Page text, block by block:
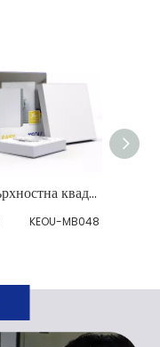
Повърхностна квадратна светлина с тесен ръб
KEOU-MB048